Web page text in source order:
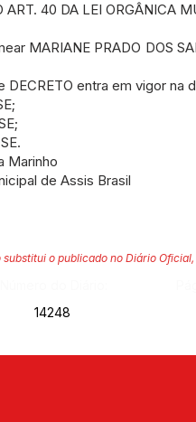
ART. 40 DA LEI ORGÂNICA
MARIANE PRADO DOS
DECRETO entra em vigor
Marinho
de Assis Brasil
substitui o publicado no Diário
14248